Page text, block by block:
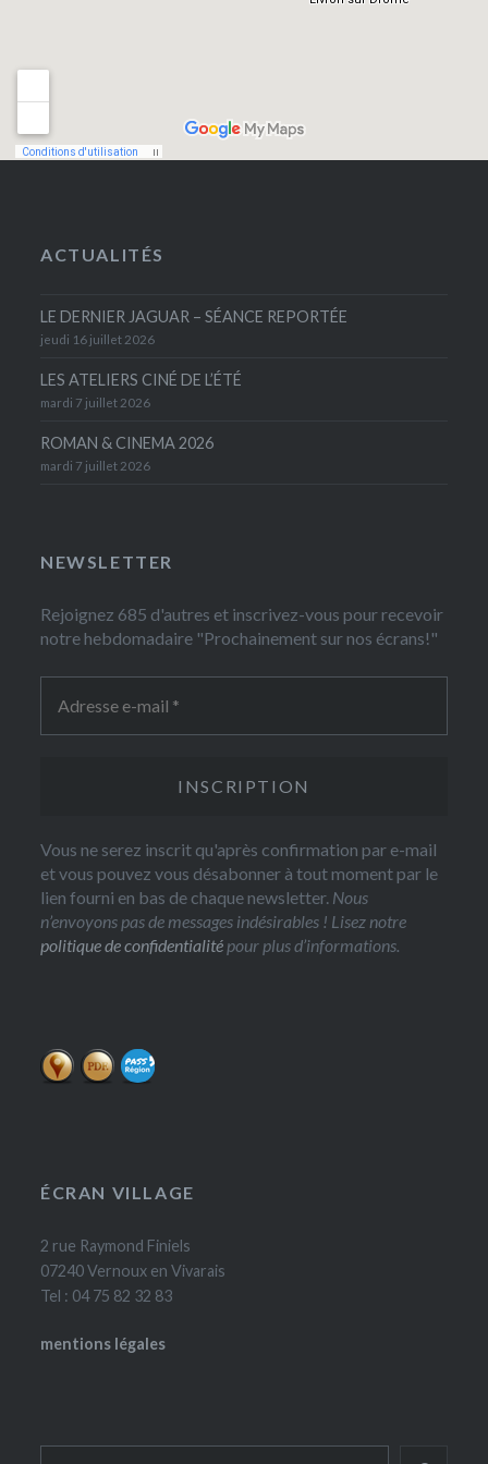
ACTUALITÉS
LE DERNIER JAGUAR – SÉANCE REPORTÉE
jeudi 16 juillet 2026
LES ATELIERS CINÉ DE L’ÉTÉ
mardi 7 juillet 2026
ROMAN & CINEMA 2026
mardi 7 juillet 2026
NEWSLETTER
Rejoignez 685 d'autres et inscrivez-vous pour recevoir
notre hebdomadaire "Prochainement sur nos écrans!"
Vous ne serez inscrit qu'après confirmation par e-mail
et vous pouvez vous désabonner à tout moment par le
lien fourni en bas de chaque newsletter. Nous
n’envoyons pas de messages indésirables ! Lisez notre
politique de confidentialité pour plus d’informations.
ÉCRAN VILLAGE
2 rue Raymond Finiels
07240 Vernoux en Vivarais
Tel : 04 75 82 32 83
mentions légales